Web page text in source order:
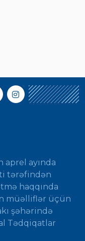
aprel ayında
tərəfindən
haqqında
müəlliflər üçün
şəhərində
Tədqiqatlar